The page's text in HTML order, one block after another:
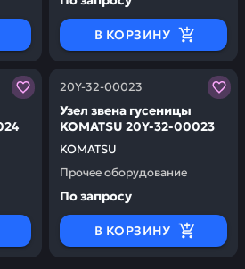
В КОРЗИНУ
у нас, вы получаете гарантию
20Y-32-00023
KOMATSU
Узел звена гусеницы
KOMATSU 20Y-32-00023
Прочее оборудование
Заказывая запчасти у
По запросу
В КОРЗИНУ